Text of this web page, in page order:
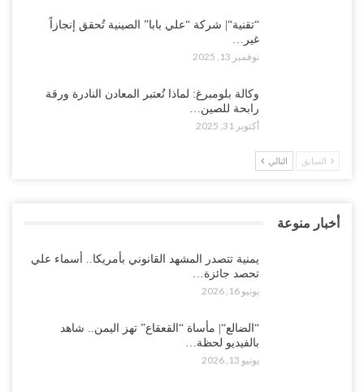
“تقنية“| شركة “علي بابا” الصينية تُحقق إنجازاً
غير…
نوفمبر 13, 2025
وكالة بلومبرغ: لماذا تُعتبر المعادن النادرة ورقة
رابحة للصين…
أكتوبر 31, 2025
السابق التالي
أخبار منوعة
يمنية تتصدر المشهد القانوني بأمريكا.. أسماء علي
تحصد جائزة…
يونيو 16, 2026
“الضالع“| مأساة “القعقاع” تهز اليمن.. شاهد
بالفيديو لحظة…
يونيو 13, 2026